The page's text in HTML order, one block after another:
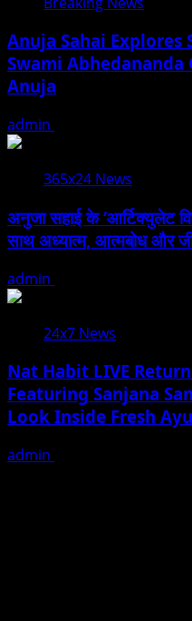
Anuja Sahai
Swami
Anuja
admin
365x24 News
अनुजा सहाई के ‘आर्टिक्युलेट
साथ अध्यात्म, आत्मबोध और
admin
24x7 News
Nat Habit LIVE
Featuring Sanjana
Look Inside Fresh
admin